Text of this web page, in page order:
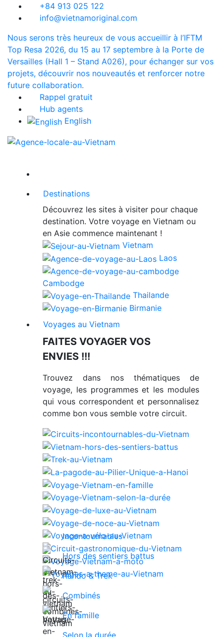
+84 913 025 122
info@vietnamoriginal.com
Nous serons très heureux de vous accueillir à l’IFTM
Top Resa 2026, du 15 au 17 septembre à la Porte de
Versailles (Hall 1 – Stand A026), pour échanger sur vos
projets, découvrir nos nouveautés et renforcer notre
future collaboration.
Rappel gratuit
Hub agents
English
Destinations
Découvrez les sites à visiter pour chaque
destination. Votre voyage en Vietnam ou
en Asie commence maintenant !
Vietnam
Laos
Cambodge
Thailande
Birmanie
Voyages au Vietnam
FAITES VOYAGER VOS
ENVIES !!!
Trouvez dans nos thématiques de
voyage, les programmes et les modules
qui vous correspondent et personnalisez
comme bon vous semble votre circuit.
Incontournables
Hors des sentiers battus
Rando & Trek
Combinés
En famille